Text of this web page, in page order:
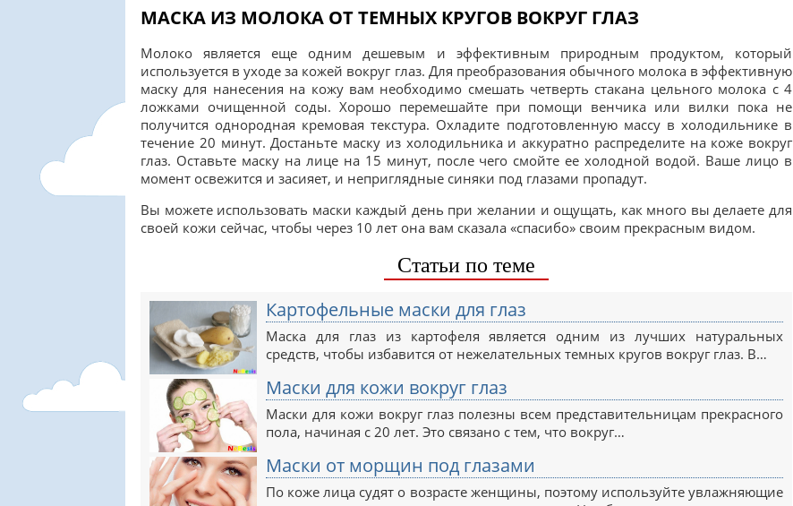
МАСКА ИЗ МОЛОКА ОТ ТЕМНЫХ КРУГОВ ВОКРУГ ГЛАЗ
Молоко является еще одним дешевым и эффективным природным продуктом, который
используется в уходе за кожей вокруг глаз. Для преобразования обычного молока в эффективную
маску для нанесения на кожу вам необходимо смешать четверть стакана цельного молока с 4
ложками очищенной соды. Хорошо перемешайте при помощи венчика или вилки пока не
получится однородная кремовая текстура. Охладите подготовленную массу в холодильнике в
течение 20 минут. Достаньте маску из холодильника и аккуратно распределите на коже вокруг
глаз. Оставьте маску на лице на 15 минут, после чего смойте ее холодной водой. Ваше лицо в
момент освежится и засияет, и неприглядные синяки под глазами пропадут.
Вы можете использовать маски каждый день при желании и ощущать, как много вы делаете для
своей кожи сейчас, чтобы через 10 лет она вам сказала «спасибо» своим прекрасным видом.
Статьи по теме
Картофельные маски для глаз
Маска для глаз из картофеля является одним из лучших натуральных
средств, чтобы избавится от нежелательных темных кругов вокруг глаз. В…
Маски для кожи вокруг глаз
Маски для кожи вокруг глаз полезны всем представительницам прекрасного
пола, начиная с 20 лет. Это связано с тем, что вокруг…
Маски от морщин под глазами
По коже лица судят о возрасте женщины, поэтому используйте увлажняющие